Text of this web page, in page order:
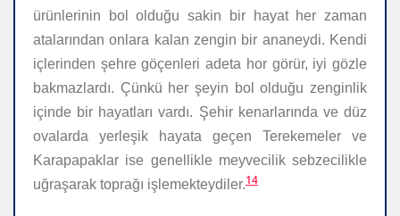
ürünlerinin bol olduğu sakin bir hayat her zaman
atalarından onlara kalan zengin bir ananeydi. Kendi
içlerinden şehre göçenleri adeta hor görür, iyi gözle
bakmazlardı. Çünkü her şeyin bol olduğu zenginlik
içinde bir hayatları vardı. Şehir kenarlarında ve düz
ovalarda yerleşik hayata geçen Terekemeler ve
Karapapaklar ise genellikle meyvecilik sebzecilikle
uğraşarak toprağı işlemekteydiler.14